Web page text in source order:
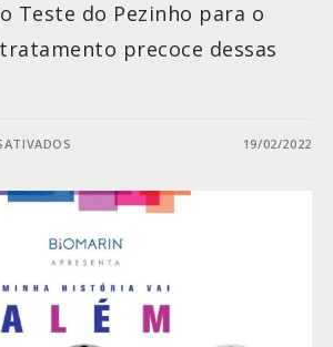
Teste do Pezinho para o
precoce dessas
19/02/2022